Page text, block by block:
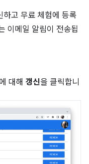
하고 무료 체험에 등록
이메일 알림이 전송됩
대해 갱신을 클릭합니